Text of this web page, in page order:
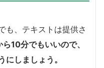
も、テキストは提供さ
10分でもいいので、
しましょう。